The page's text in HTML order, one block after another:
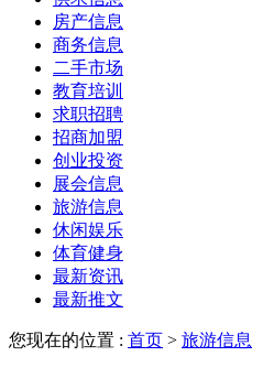
房产信息
商务信息
二手市场
教育培训
求职招聘
招商加盟
创业投资
展会信息
旅游信息
休闲娱乐
体育健身
最新资讯
最新推文
您现在的位置 : 首页 > 旅游信息